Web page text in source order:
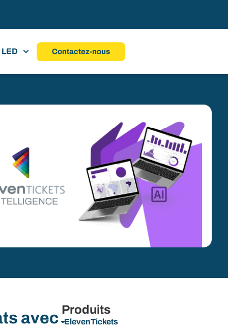
Contactez-nous
avec Produits
ElevenTickets